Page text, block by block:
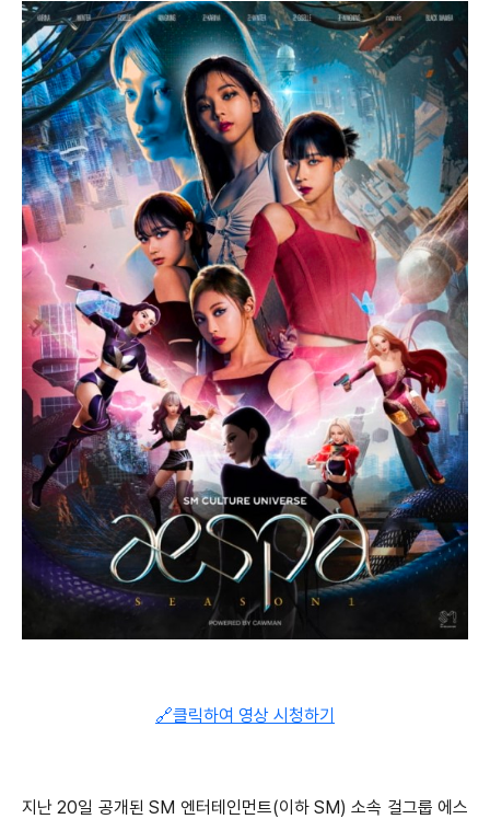
🔗클릭하여 영상 시청하기
지난 20일 공개된 SM 엔터테인먼트(이하 SM) 소속 걸그룹 에스